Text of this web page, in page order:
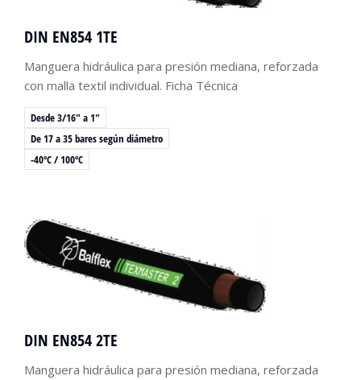
Desde 3/16" a 1"
De 17 a 35 bares según diámetro
-40ºC / 100ºC
DIN EN854 1TE
Manguera hidráulica para presión mediana, reforzada
con malla textil individual. Ficha Técnica
DIN EN854 2TE
Manguera hidráulica para presión mediana, reforzada